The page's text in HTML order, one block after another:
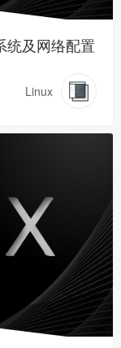
统及网络配置
Linux